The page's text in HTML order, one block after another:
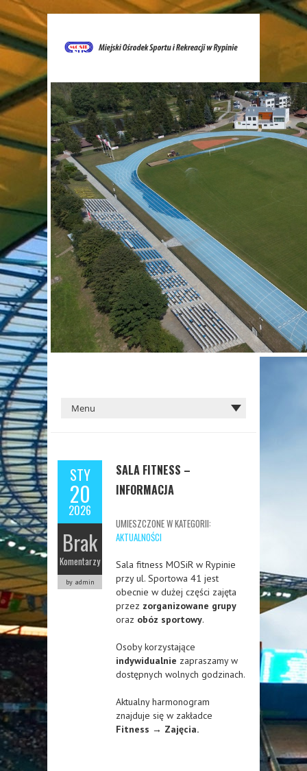
STY
20
2026
Brak
Komentarzy
by admin
SALA FITNESS –
INFORMACJA
UMIESZCZONE W KATEGORII:
AKTUALNOŚCI
Sala fitness MOSiR w Rypinie
przy ul. Sportowa 41 jest
obecnie w dużej części zajęta
przez zorganizowane grupy
oraz obóz sportowy.
Osoby korzystające
indywidualnie zapraszamy w
dostępnych wolnych godzinach.
Aktualny harmonogram
znajduje się w zakładce
Fitness → Zajęcia.